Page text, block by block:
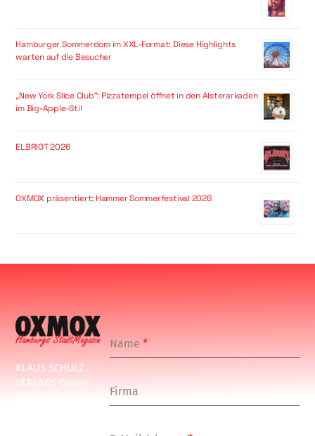
Hamburger Sommerdom im XXL-Format: Diese Highlights
warten auf die Besucher
„New York Slice Club“: Pizzatempel öffnet in den Alsterarkaden
im Big-Apple-Stil
ELBRIOT 2026
OXMOX präsentiert: Hammer Sommerfestival 2026
KLAUS SCHULZ
VERLAGS GmbH
Name*
Firma